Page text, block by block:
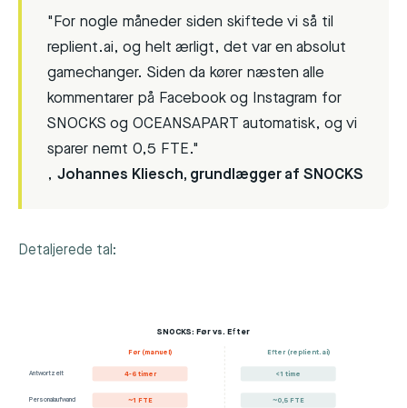
"For nogle måneder siden skiftede vi så til
replient.ai, og helt ærligt, det var en absolut
gamechanger. Siden da kører næsten alle
kommentarer på Facebook og Instagram for
SNOCKS og OCEANSAPART automatisk, og vi
sparer nemt 0,5 FTE."
, Johannes Kliesch, grundlægger af SNOCKS
Detaljerede tal:
SNOCKS: Før vs. Efter
Før (manuel) Efter (replient.ai)
Antwortzeit 4-6 timer <1 time
Personalaufwand ~1 FTE ~0,5 FTE